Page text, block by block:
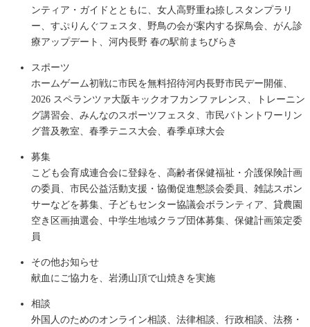
ンティア・ガイドとともに、女人高野重ね捺しスタンプラリ
ー、すぷりんぐフェスタ、野鳥の会が案内する探鳥会、がん診
療アップデート、河内長野 春の駅前まちびらき
スポーツ
ホームゲーム初戦に市民を無料招待河内長野市民デー開催、
2026 スペランツァ大阪キックオフカンファレンス、トレーニン
グ講習会、みんなのスポーツフェスタ、市民バトントワーリン
グ普及教室、春季テニス大会、春季卓球大会
募集
こども会育成連合会に登録を、高齢者保健福祉・介護保険計画
の委員、市民公益活動支援・協働促進懇談会委員、雑誌スポン
サーなどを募集、子どもセンター協議会ボランティア、貸農園
空き区画抽選会、中学生地域クラブ団体募集、保健計画策定委
員
その他お知らせ
献血にご協力を、岩湧山頂で山焼きを実施
相談
外国人のためのオンライン相談、法律相談、行政相談、法務・